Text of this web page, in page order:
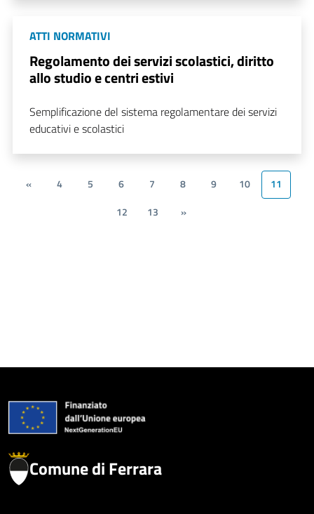
ATTI NORMATIVI
Regolamento dei servizi scolastici, diritto
allo studio e centri estivi
Semplificazione del sistema regolamentare dei servizi
educativi e scolastici
« 4 5 6 7 8 9 10
11
12
13 »
Comune di Ferrara